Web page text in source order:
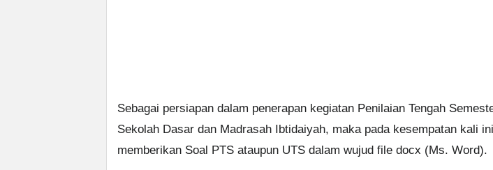
Sebagai persiapan dalam penerapan kegiatan Penilaian Tengah
Sekolah Dasar dan Madrasah Ibtidaiyah, maka pada kesempatan kali
memberikan Soal PTS ataupun UTS dalam wujud file docx (Ms. Word).